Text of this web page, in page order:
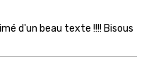
d'un beau texte !!!! Bisous